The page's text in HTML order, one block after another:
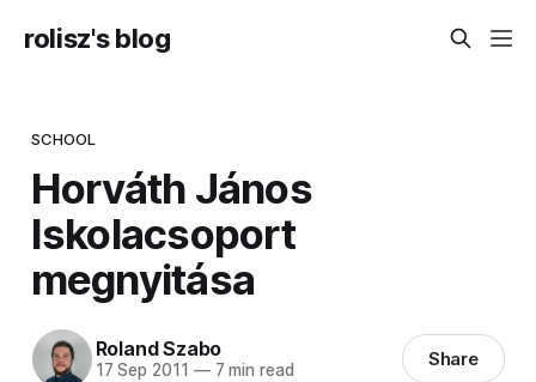
rolisz's blog
SCHOOL
Horváth János
Iskolacsoport
megnyitása
Roland Szabo
17 Sep 2011 —7 min read Share